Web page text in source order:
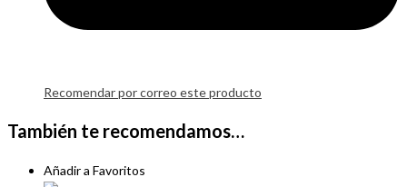
Recomendar por correo este producto
También te recomendamos…
Añadir a Favoritos